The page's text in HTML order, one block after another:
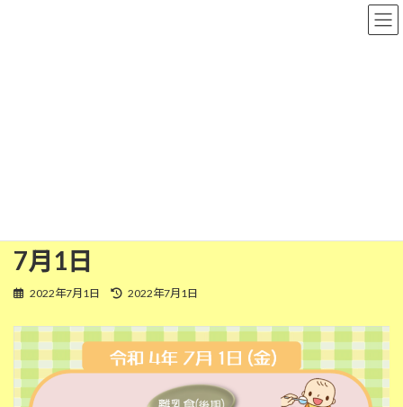
7月1日
2022年7月1日
最
更
新
日
時
2022年7月1日